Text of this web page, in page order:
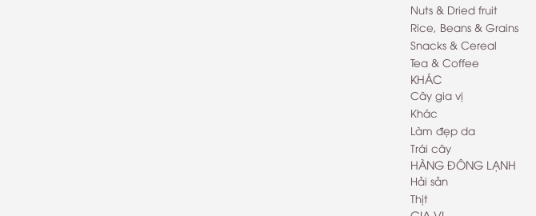
Nuts & Dried fruit
Rice, Beans & Grains
Snacks & Cereal
Tea & Coffee
KHÁC
Cây gia vị
Khác
Làm đẹp da
Trái cây
HÀNG ĐÔNG LẠNH
Hải sản
Thịt